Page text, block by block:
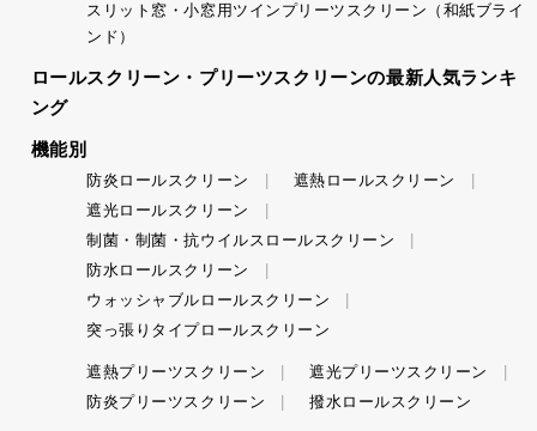
スリット窓・小窓用ツインプリーツスクリーン（和紙ブライ
ンド）
ロールスクリーン・プリーツスクリーンの最新人気ランキ
ング
機能別
防炎ロールスクリーン
遮熱ロールスクリーン
遮光ロールスクリーン
制菌・制菌・抗ウイルスロールスクリーン
防水ロールスクリーン
ウォッシャブルロールスクリーン
突っ張りタイプロールスクリーン
遮熱プリーツスクリーン
遮光プリーツスクリーン
防炎プリーツスクリーン
撥水ロールスクリーン